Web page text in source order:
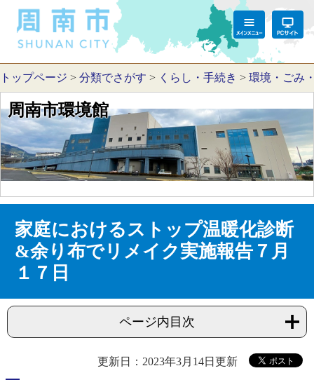
トップページ > 分類でさがす > くらし・手続き > 環境・ごみ
周南市環境館
家庭におけるストップ温暖化診断
&余り布でリメイク実施報告７月
１７日
ページ内目次
更新日：2023年3月14日更新